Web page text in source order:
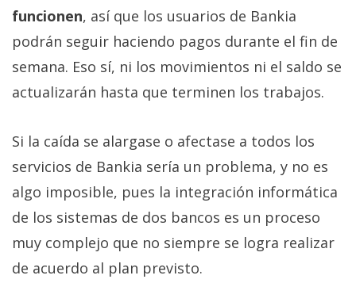
digital donde
encontrarás
todas las
noticias sobre
móviles,
informática,
comparativas,
trucos y
tutoriales.
Informático
(CC) 2006-
2026.Algunos
funcionen, así que los usuarios de Bankia
podrán seguir haciendo pagos durante el fin de
semana. Eso sí, ni los movimientos ni el saldo se
actualizarán hasta que terminen los trabajos.
Si la caída se alargase o afectase a todos los
servicios de Bankia sería un problema, y no es
algo imposible, pues la integración informática
de los sistemas de dos bancos es un proceso
muy complejo que no siempre se logra realizar
de acuerdo al plan previsto.